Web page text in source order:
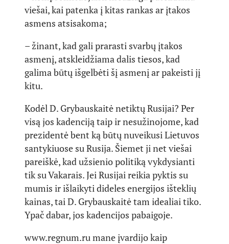
viešai, kai patenka į kitas rankas ar įtakos
asmens atsisakoma;
– žinant, kad gali prarasti svarbų įtakos
asmenį, atskleidžiama dalis tiesos, kad
galima būtų išgelbėti šį asmenį ar pakeisti jį
kitu.
Kodėl D. Grybauskaitė netiktų Rusijai? Per
visą jos kadenciją taip ir nesužinojome, kad
prezidentė bent ką būtų nuveikusi Lietuvos
santykiuose su Rusija. Šiemet ji net viešai
pareiškė, kad užsienio politiką vykdysianti
tik su Vakarais. Jei Rusijai reikia pyktis su
mumis ir išlaikyti dideles energijos išteklių
kainas, tai D. Grybauskaitė tam idealiai tiko.
Ypač dabar, jos kadencijos pabaigoje.
www.regnum.ru mane įvardijo kaip